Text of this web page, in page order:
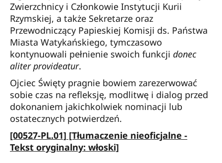
Zwierzchnicy i Członkowie Instytucji Kurii
Rzymskiej, a także Sekretarze oraz
Przewodniczący Papieskiej Komisji ds. Państwa
Miasta Watykańskiego, tymczasowo
kontynuowali pełnienie swoich funkcji donec
aliter provideatur.
Ojciec Święty pragnie bowiem zarezerwować
sobie czas na refleksję, modlitwę i dialog przed
dokonaniem jakichkolwiek nominacji lub
ostatecznych potwierdzeń.
[00527-PL.01] [Tłumaczenie nieoficjalne -
Tekst oryginalny: włoski]